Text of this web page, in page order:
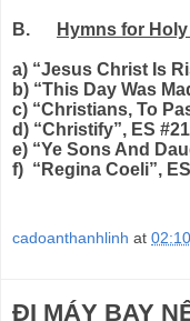
B. Hymns for
a) “Jesus Christ Is
b) “This Day Was
c) “Christians, To
d) “Christify”, ES
e) “Ye Sons And
f) “Regina Coeli”,
cadoanthanhlinh at 02:10
ĐI MÁY BAY